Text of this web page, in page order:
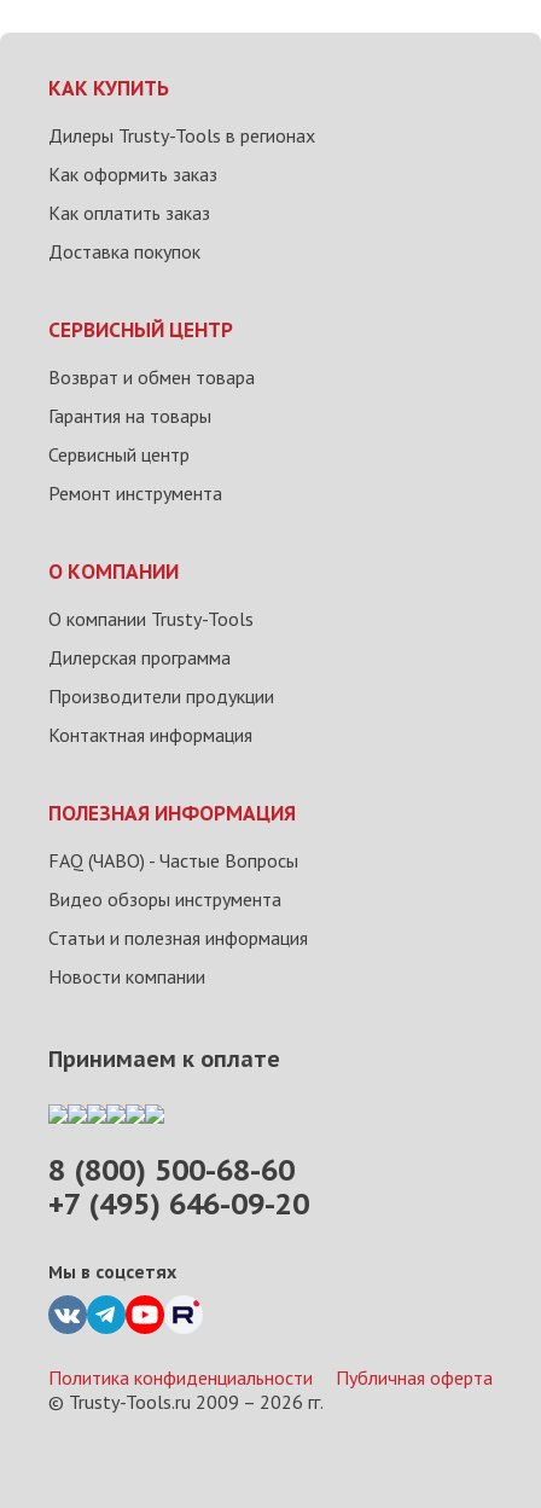
КАК КУПИТЬ
Дилеры Trusty-Tools в регионах
Как оформить заказ
Как оплатить заказ
Доставка покупок
СЕРВИСНЫЙ ЦЕНТР
Возврат и обмен товара
Гарантия на товары
Сервисный центр
Ремонт инструмента
О КОМПАНИИ
О компании Trusty-Tools
Дилерская программа
Производители продукции
Контактная информация
ПОЛЕЗНАЯ ИНФОРМАЦИЯ
FAQ (ЧАВО) - Частые Вопросы
Видео обзоры инструмента
Статьи и полезная информация
Новости компании
8 (800) 500-68-60
+7 (495) 646-09-20
Мы в соцсетях
Принимаем к оплате
Политика конфиденциальности
Публичная оферта
© Trusty-Tools.ru 2009 – 2026 гг.